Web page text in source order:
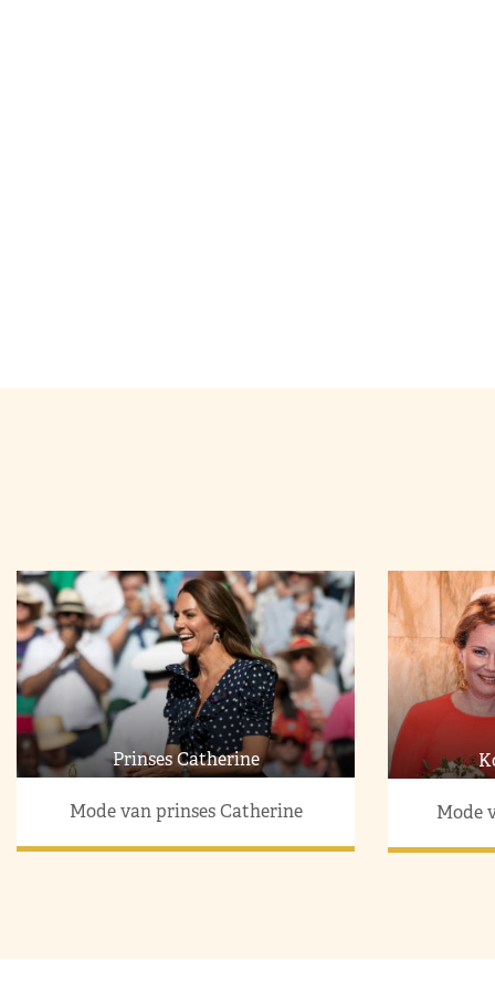
Prinses Catherine
Mode van prinses Catherine Mode